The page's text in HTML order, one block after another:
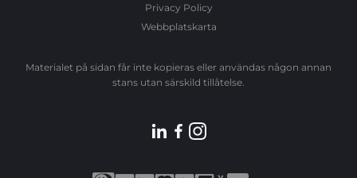
Materialet på sidan får inte kopieras eller användas någon annan
stans utan särskild tillåtelse.
Privacy Policy
Webbplatskarta